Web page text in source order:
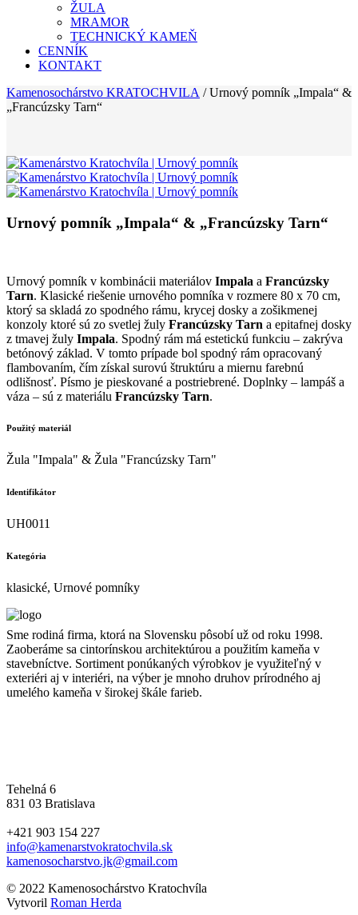
ŽULA
MRAMOR
TECHNICKÝ KAMEŇ
CENNÍK
KONTAKT
Kamenosochárstvo KRATOCHVILA /Urnový pomník „Impala“ &
„Francúzsky Tarn“
Urnový pomník „Impala“ & „Francúzsky Tarn“
Urnový pomník v kombinácii materiálov Impala a Francúzsky
Tarn. Klasické riešenie urnového pomníka v rozmere 80 x 70 cm,
ktorý sa skladá zo spodného rámu, krycej dosky a zošikmenej
konzoly ktoré sú zo svetlej žuly Francúzsky Tarn a epitafnej dosky
z tmavej žuly Impala. Spodný rám má estetickú funkciu – zakrýva
betónový základ. V tomto prípade bol spodný rám opracovaný
flambovaním, čím získal surovú štruktúru a miernu farebnú
odlišnosť. Písmo je pieskované a postriebrené. Doplnky – lampáš a
váza – sú z materiálu Francúzsky Tarn.
Použitý materiál
Žula "Impala" & Žula "Francúzsky Tarn"
Identifikátor
UH0011
Kategória
klasické, Urnové pomníky
Sme rodiná firma, ktorá na Slovensku pôsobí už od roku 1998.
Zaoberáme sa cintorínskou architektúrou a použitím kameňa v
stavebníctve. Sortiment ponúkaných výrobkov je využiteľný v
exteriéri aj v interiéri, na výber je mnoho druhov prírodného aj
umelého kameňa v širokej škále farieb.
Tehelná 6
831 03 Bratislava
+421 903 154 227
info@kamenarstvokratochvila.sk
kamenosocharstvo.jk@gmail.com
© 2022 Kamenosochárstvo Kratochvíla
Vytvoril Roman Herda